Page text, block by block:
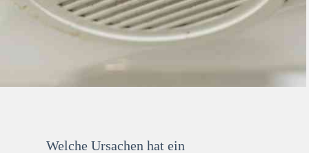
Welche Ursachen hat ein